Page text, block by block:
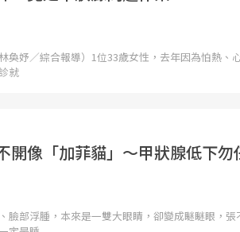
奐妤／綜合報導）1位33歲女性，去年因為怕熱、
就
開像「加菲貓」〜甲狀腺低下勿
臉部浮腫，本來是一雙大眼睛，卻變成瞇瞇眼，張